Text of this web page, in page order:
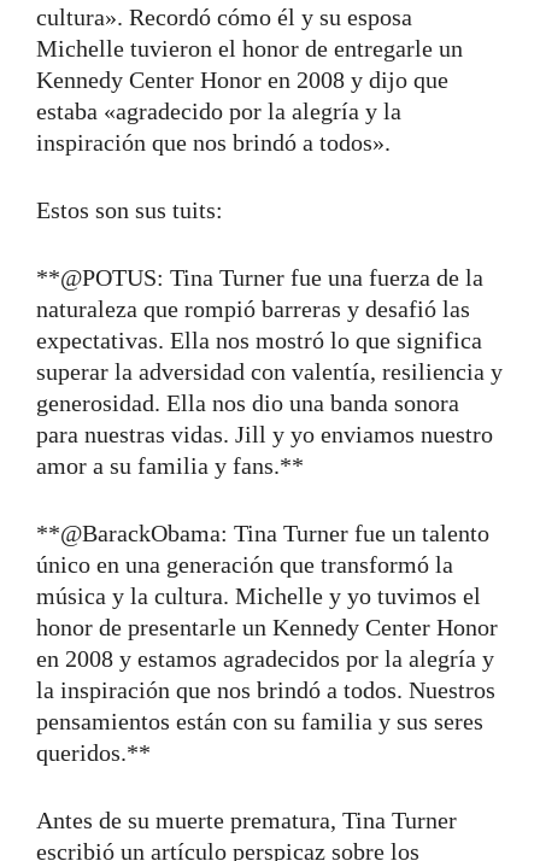
cultura». Recordó cómo él y su esposa
Michelle tuvieron el honor de entregarle un
Kennedy Center Honor en 2008 y dijo que
estaba «agradecido por la alegría y la
inspiración que nos brindó a todos».
Estos son sus tuits:
**@POTUS: Tina Turner fue una fuerza de la
naturaleza que rompió barreras y desafió las
expectativas. Ella nos mostró lo que significa
superar la adversidad con valentía, resiliencia y
generosidad. Ella nos dio una banda sonora
para nuestras vidas. Jill y yo enviamos nuestro
amor a su familia y fans.**
**@BarackObama: Tina Turner fue un talento
único en una generación que transformó la
música y la cultura. Michelle y yo tuvimos el
honor de presentarle un Kennedy Center Honor
en 2008 y estamos agradecidos por la alegría y
la inspiración que nos brindó a todos. Nuestros
pensamientos están con su familia y sus seres
queridos.**
Antes de su muerte prematura, Tina Turner
escribió un artículo perspicaz sobre los